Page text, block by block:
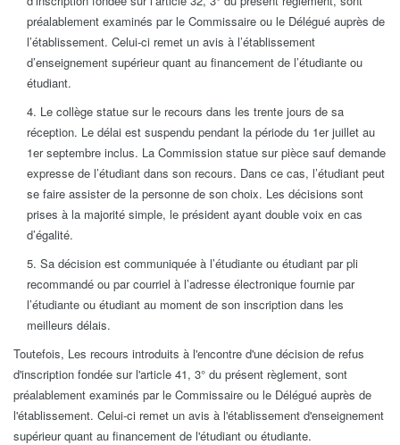
préalablement examinés par le Commissaire ou le Délégué auprès de
l’établissement. Celui-ci remet un avis à l’établissement
d’enseignement supérieur quant au finance­ment de l’étudiante ou
étudiant.
4. Le collège statue sur le recours dans les trente jours de sa
réception. Le délai est suspendu pendant la période du 1er juillet au
1er septembre inclus. La Commission statue sur pièce sauf demande
expresse de l’étudiant dans son recours. Dans ce cas, l’étudiant peut
se faire assister de la personne de son choix. Les décisions sont
prises à la majorité simple, le président ayant double voix en cas
d’égalité.
5. Sa décision est communiquée à l’étudiante ou étudiant par pli
recommandé ou par courriel à l’adresse électronique fournie par
l’étudiante ou étudiant au moment de son inscription dans les
meilleurs délais.
Toutefois, Les recours introduits à l'encontre d'une décision de refus
d'inscription fondée sur l'article 41, 3° du présent règlement, sont
préalablement examinés par le Commissaire ou le Délégué auprès de
l'établissement. Celui-ci remet un avis à l'établissement d'enseignement
supérieur quant au financement de l'étudiant ou étudiante.